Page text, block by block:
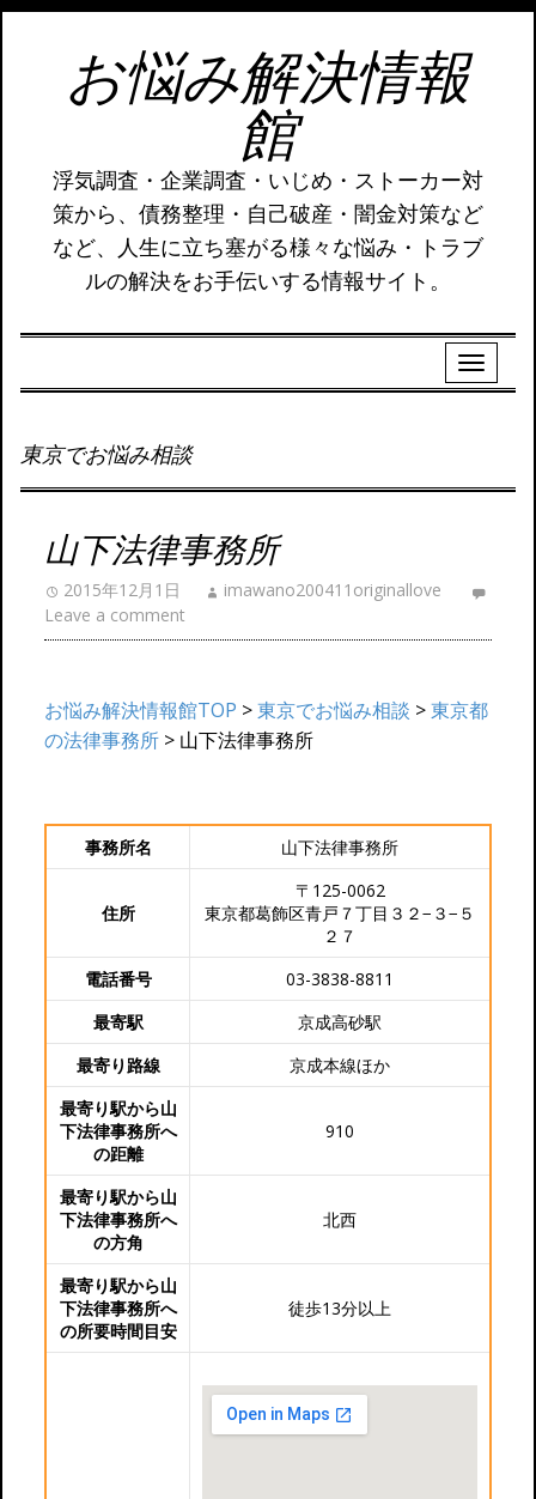
お悩み解決情報
館
浮気調査・企業調査・いじめ・ストーカー対
策から、債務整理・自己破産・闇金対策など
など、人生に立ち塞がる様々な悩み・トラブ
ルの解決をお手伝いする情報サイト。
東京でお悩み相談
山下法律事務所
2015年12月1日
imawano200411originallove
Leave a comment
お悩み解決情報館TOP >東京でお悩み相談 >東京都
の法律事務所 > 山下法律事務所
事務所名 山下法律事務所
住所
〒125-0062
東京都葛飾区青戸７丁目３２−３−５
２７
電話番号
03-3838-8811
最寄駅
京成高砂駅
最寄り路線
京成本線ほか
最寄り駅から山
下法律事務所へ
の距離
910
最寄り駅から山
下法律事務所へ
の方角
北西
最寄り駅から山
下法律事務所へ
の所要時間目安
徒歩13分以上